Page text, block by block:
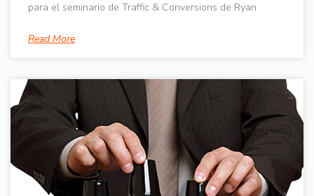
para el seminario de Traffic & Conversions de Ryan
Read More